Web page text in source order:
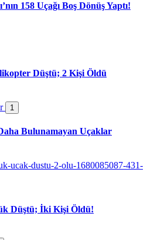
158 Uçağı Boş Dönüş Yaptı!
Düştü; 2 Kişi Öldü
1
Bulunamayan Uçaklar
Düştü; İki Kişi Öldü!